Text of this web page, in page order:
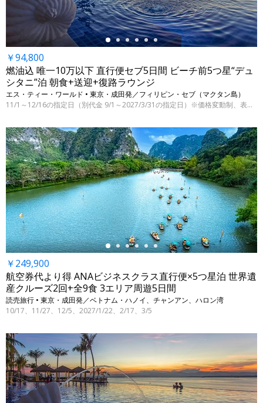
￥94,800
燃油込 唯一10万以下 直行便セブ5日間 ビーチ前5つ星“デュ
シタニ”泊 朝食+送迎+復路ラウンジ
エス・ティー・ワールド • 東京・成田発／フィリピン・セブ（マクタン島）
11/1～12/16の指定日（別代金 9/1～2027/3/31の指定日）※価格変動制、表示代金は8/5 9:00時点
←
￥249,900
航空券代より得 ANAビジネスクラス直行便×5つ星泊 世界遺
産クルーズ2回+全9食 3エリア周遊5日間
読売旅行 • 東京・成田発／ベトナム・ハノイ、チャンアン、ハロン湾
10/17、11/27、12/5、2027/1/22、2/17、3/5
←